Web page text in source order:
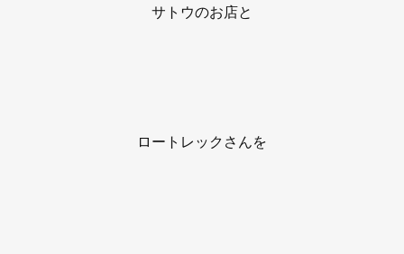
サトウのお店と
ロートレックさんを